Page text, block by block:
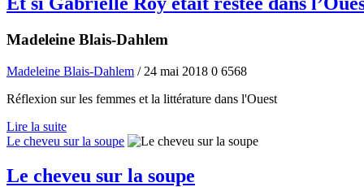
Madeleine Blais-Dahlem
Madeleine Blais-Dahlem / 24 mai 2018 0 6568
Réflexion sur les femmes et la littérature dans l'Ouest
Lire la suite
Le cheveu sur la soupe
Le cheveu sur la soupe